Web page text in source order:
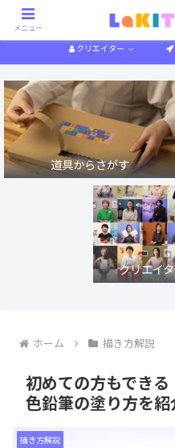
作り方解説
クリエイター
道具からさがす
クリエイ
ホーム 描き方解説
初めての方もでき
色鉛筆の塗り方を紹
描き方解説
メニュー